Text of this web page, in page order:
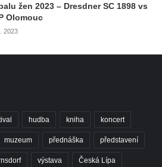
žen 2023 – Dresdner SC 1898 vs
Olomouc
2023
hudba kniha koncert
muzeum přednáška představení
výstava Česká Lípa